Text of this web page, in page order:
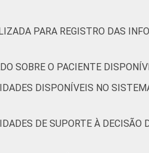
PARA REGISTRO DAS
SOBRE O PACIENTE
DISPONÍVEIS NO
DE SUPORTE À